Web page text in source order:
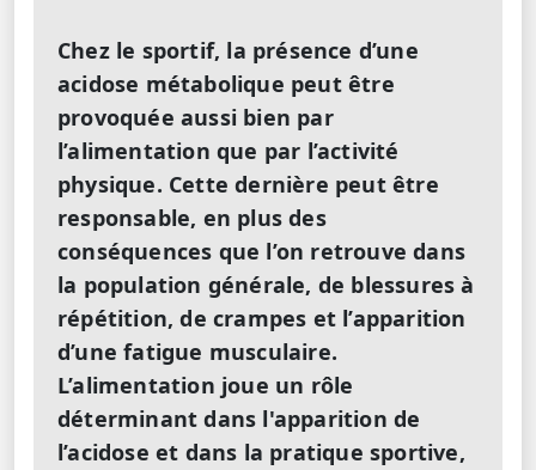
Chez le sportif, la présence d’une
acidose métabolique peut être
provoquée aussi bien par
l’alimentation que par l’activité
physique. Cette dernière peut être
responsable, en plus des
conséquences que l’on retrouve dans
la population générale, de blessures à
répétition, de crampes et l’apparition
d’une fatigue musculaire.
L’alimentation joue un rôle
déterminant dans l'apparition de
l’acidose et dans la pratique sportive,